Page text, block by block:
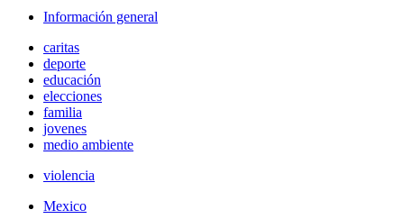
Información general
caritas
deporte
educación
elecciones
familia
jovenes
medio ambiente
violencia
Mexico